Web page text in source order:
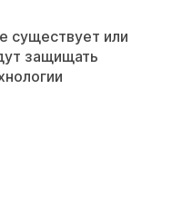
существует или
защищать